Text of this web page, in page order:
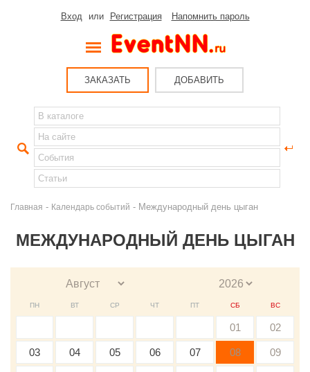
Вход или Регистрация Напомнить пароль
ЗАКАЗАТЬ ДОБАВИТЬ
Главная - Календарь событий - Международный день цыган
МЕЖДУНАРОДНЫЙ ДЕНЬ ЦЫГАН
ПН ВТ СР ЧТ ПТ СБ ВС
01 02
03 04 05 06 07 08 09